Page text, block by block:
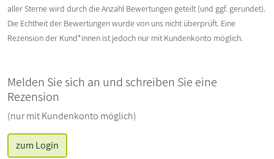
aller Sterne wird durch die Anzahl Bewertungen geteilt (und ggf. gerundet).
Die Echtheit der Bewertungen wurde von uns nicht überprüft. Eine
Rezension der Kund*innen ist jedoch nur mit Kundenkonto möglich.
Melden Sie sich an und schreiben Sie eine
Rezension
(nur mit Kundenkonto möglich)
zum Login